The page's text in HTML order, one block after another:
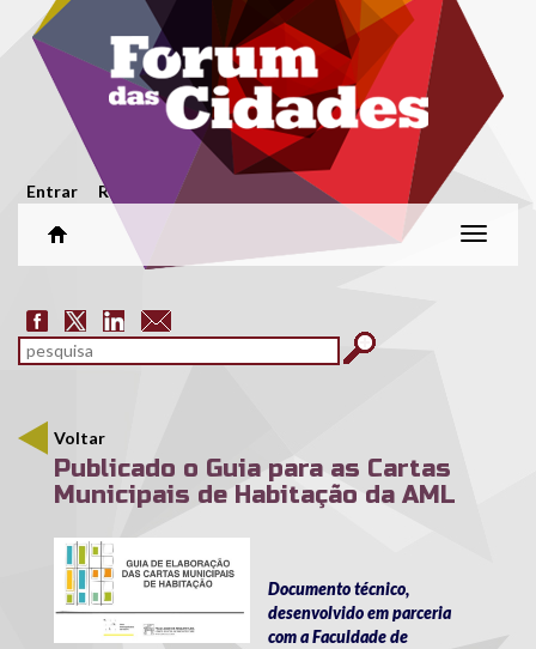
Passar para o conteúdo principal
Menu secundário
Entrar Registar
Alterar
Formulário de pesquisa
pesquisar
Voltar
Publicado o Guia para as Cartas
Municipais de Habitação da AML
gecmh.jpg
Documento técnico,
desenvolvido em parceria
com a Faculdade de